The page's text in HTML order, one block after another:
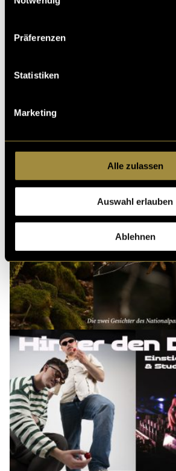
Präferenzen
Statistiken
Marketing
Alle zulassen
Auswahl erlauben
Ablehnen